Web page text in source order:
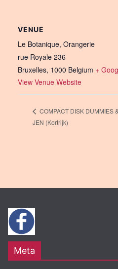
VENUE
Le Botanique, Orangerie
rue Royale 236
Bruxelles, 1000 Belgium +
View Venue Website
COMPACT DISK DUMMIES &
JEN (Kortrijk)
Meta